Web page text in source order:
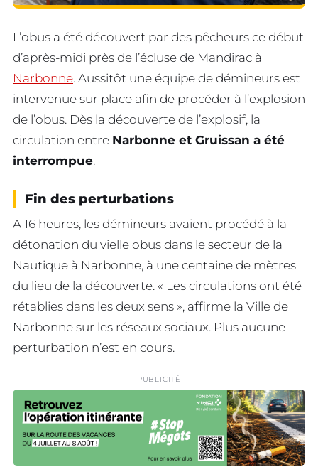
L’obus a été découvert par des pêcheurs ce début
d’après-midi près de l’écluse de Mandirac à
Narbonne. Aussitôt une équipe de démineurs est
intervenue sur place afin de procéder à l’explosion
de l’obus. Dès la découverte de l’explosif, la
circulation entre Narbonne et Gruissan a été
interrompue.
Fin des perturbations
A 16 heures, les démineurs avaient procédé à la
détonation du vielle obus dans le secteur de la
Nautique à Narbonne, à une centaine de mètres
du lieu de la découverte. « Les circulations ont été
rétablies dans les deux sens », affirme la Ville de
Narbonne sur les réseaux sociaux. Plus aucune
perturbation n’est en cours.
PUBLICITÉ